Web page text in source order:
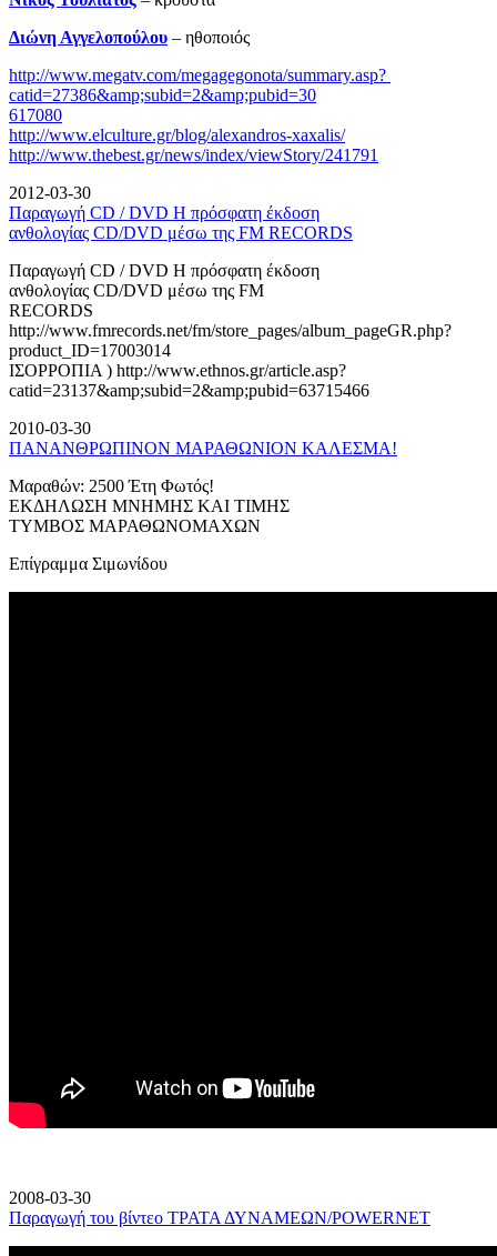
Διώνη Αγγελοπούλου – ηθοποιός
http://www.megatv.com/megagegonota/summary.asp?
catid=27386&amp;subid=2&amp;pubid=30
617080
http://www.elculture.gr/blog/alexandros-xaxalis/
http://www.thebest.gr/news/index/viewStory/241791
2012-03-30
Παραγωγή CD / DVD Η πρόσφατη έκδοση
ανθολογίας CD/DVD μέσω της FM RECORDS
Παραγωγή CD / DVD Η πρόσφατη έκδοση
ανθολογίας CD/DVD μέσω της FM
RECORDS
http://www.fmrecords.net/fm/store_pages/album_pageGR.php?
product_ID=17003014
ΙΣΟΡΡΟΠΙΑ ) http://www.ethnos.gr/article.asp?
catid=23137&amp;subid=2&amp;pubid=63715466
2010-03-30
ΠΑΝΑΝΘΡΩΠΙΝΟΝ ΜΑΡΑΘΩΝΙΟΝ ΚΑΛΕΣΜΑ!
Μαραθών: 2500 Έτη Φωτός!
ΕΚΔΗΛΩΣΗ ΜΝΗΜΗΣ ΚΑΙ ΤΙΜΗΣ
ΤΥΜΒΟΣ ΜΑΡΑΘΩΝΟΜΑΧΩΝ
Επίγραμμα Σιμωνίδου
2008-03-30
Παραγωγή του βίντεο ΤΡΑΤΑ ΔΥΝΑΜΕΩΝ/POWERNET